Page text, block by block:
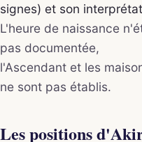
signes) et son
L'heure de naissance
pas documentée,
l'Ascendant et les
ne sont pas établis.
Les positions